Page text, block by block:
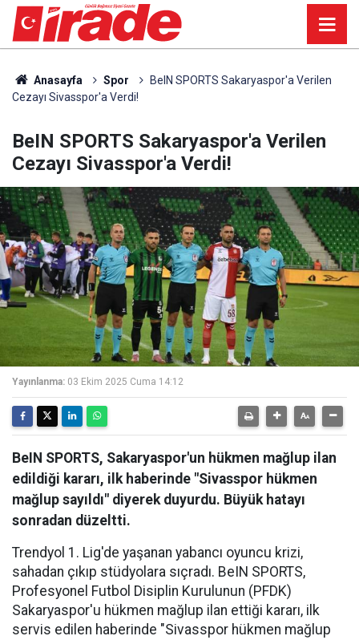
Anasayfa Spor
BeIN SPORTS Sakaryaspor'a Verilen
Cezayı Sivasspor'a Verdi!
BeIN SPORTS Sakaryaspor'a Verilen
Cezayı Sivasspor'a Verdi!
Yayınlanma: 03 Ekim 2025 Cuma 14:12
BeIN SPORTS, Sakaryaspor'un hükmen mağlup ilan
edildiği kararı, ilk haberinde "Sivasspor hükmen
mağlup sayıldı" diyerek duyurdu. Büyük hatayı
sonradan düzeltti.
Trendyol 1. Lig'de yaşanan yabancı oyuncu krizi,
sahadan çıkıp stüdyolara sıçradı. BeIN SPORTS,
Profesyonel Futbol Disiplin Kurulunun (PFDK)
Sakaryaspor'u hükmen mağlup ilan ettiği kararı, ilk
servis edilen haberinde "Sivasspor hükmen mağlup